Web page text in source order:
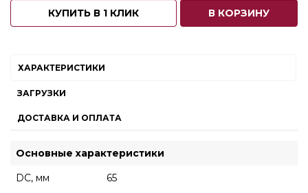
КУПИТЬ В 1 КЛИК В КОРЗИНУ
ХАРАКТЕРИСТИКИ
ЗАГРУЗКИ
ДОСТАВКА И ОПЛАТА
Основные характеристики
DC, мм
65